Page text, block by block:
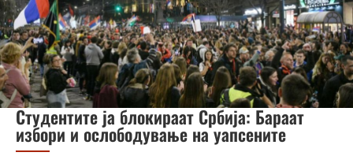
Студентите ја блокираат Србија: Бараат
избори и ослободување на уапсените